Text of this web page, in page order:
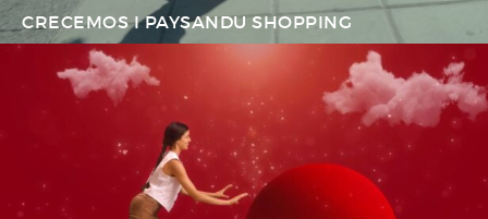
CRECEMOS I PAYSANDU SHOPPING